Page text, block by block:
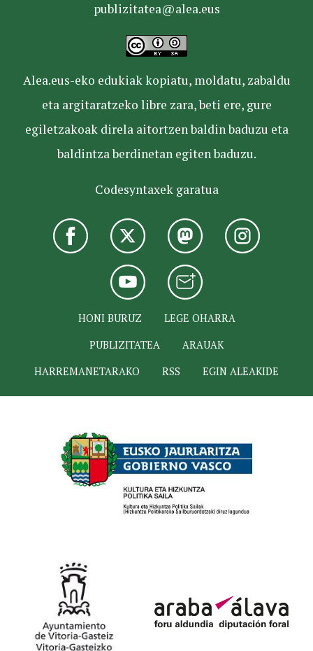
publizitatea@alea.eus
Alea.eus-eko edukiak kopiatu, moldatu, zabaldu
eta argitaratzeko libre zara, beti ere, gure
egiletzakoak direla aitortzen baldin baduzu eta
baldintza berdinetan egiten baduzu.
Codesyntaxek garatua
HONI BURUZ
LEGE OHARRA
PUBLIZITATEA
ARAUAK
HARREMANETARAKO
RSS EGIN ALEAKIDE